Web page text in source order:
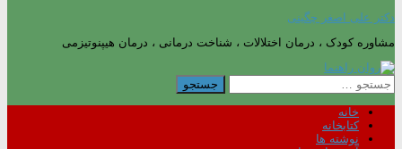
دکتر علی اصغر چگینی
مشاوره کودک ، درمان اختلالات ، شناخت درمانی ، درمان هیپنوتیزمی
جستجو
برای:
خانه
کتابخانه
نوشته ها